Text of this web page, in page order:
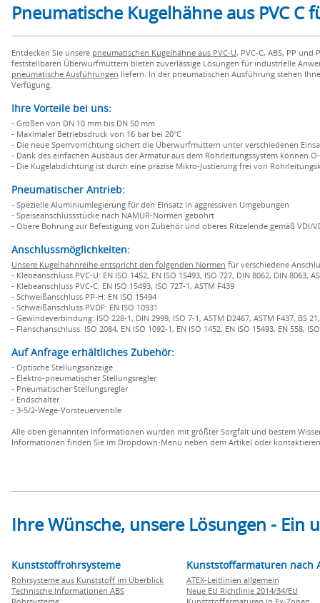
Pneumatische Kugelhähne aus PVC
Entdecken Sie unsere pneumatischen Kugelhähne aus PVC-U, PVC-C, ABS, PP
feststellbaren Überwurfmuttern bieten zuverlässige Lösungen für industrielle
pneumatische Ausführungen liefern. In der pneumatischen Ausführung stehen
Verfügung.
Ihre Vorteile bei uns:
- Größen von DN 10 mm bis DN 50 mm
- Maximaler Betriebsdruck von 16 bar bei 20°C
- Die neue Sperrvorrichtung sichert die Überwurfmuttern unter verschiedenen
- Dank des einfachen Ausbaus der Armatur aus dem Rohrleitungssystem können
- Die Kugelabdichtung ist durch eine präzise Mikro-Justierung frei von
Pneumatischer Antrieb:
- Spezielle Aluminiumlegierung für den Einsatz in aggressiven Umgebungen
- Speiseanschlussstücke nach NAMUR-Normen gebohrt
- Obere Bohrung zur Befestigung von Zubehör und oberes Ritzelende gemäß VDI/
Anschlussmöglichkeiten:
Unsere Kugelhahnreihe entspricht den folgenden Normen für verschiedene
- Klebeanschluss PVC-U: EN ISO 1452, EN ISO 15493, ISO 727, DIN 8062, DIN 8063,
- Klebeanschluss PVC-C: EN ISO 15493, ISO 727-1, ASTM F439
- Schweißanschluss PP-H: EN ISO 15494
- Schweißanschluss PVDF: EN ISO 10931
- Gewindeverbindung: ISO 228-1, DIN 2999, ISO 7-1, ASTM D2467, ASTM F437, BS 21,
- Flanschanschluss: ISO 2084, EN ISO 1092-1, EN ISO 1452, EN ISO 15493, EN 558, ISO
Auf Anfrage erhältliches Zubehör:
- Optische Stellungsanzeige
- Elektro-pneumatischer Stellungsregler
- Pneumatischer Stellungsregler
- Endschalter
- 3-5/2-Wege-Vorsteuerventile
Alle oben genannten Informationen wurden mit größter Sorgfalt und bestem
Informationen finden Sie im Dropdown-Menü neben dem Artikel oder
Ihre Wünsche, unsere Lösungen -
Kunststoffrohrsysteme
Rohrsysteme aus Kunststoff im Überblick
Technische Informationen ABS
Kunststoffarmaturen nach
ATEX-Leitlinien allgemein
Neue EU Richtlinie 2014/34/EU